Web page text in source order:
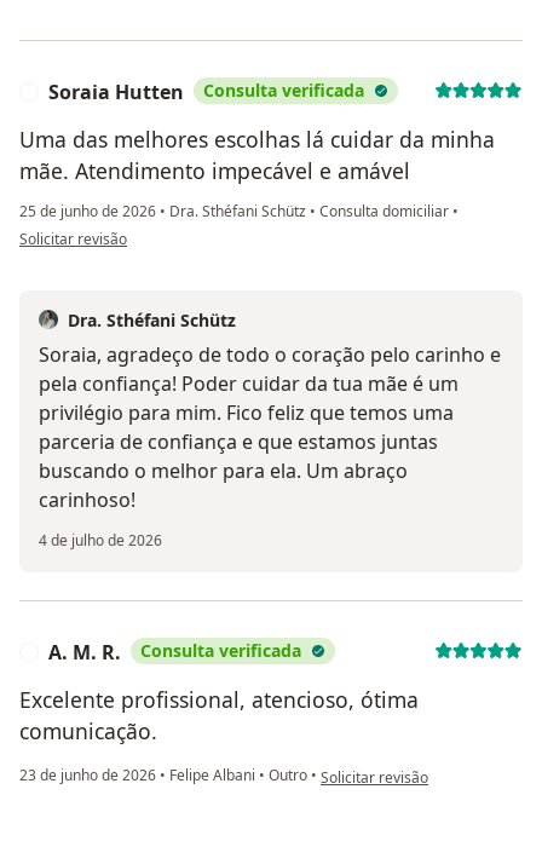
Soraia Hutten Consulta verificada
Uma das melhores escolhas lá cuidar da minha
mãe. Atendimento impecável e amável
25 de junho de 2026 • Dra. Sthéfani Schütz • Consulta domiciliar •
na opinião do utilizador Soraia Hutten
Solicitar revisão
Dra. Sthéfani Schütz
Soraia, agradeço de todo o coração pelo carinho e
pela confiança! Poder cuidar da tua mãe é um
privilégio para mim. Fico feliz que temos uma
parceria de confiança e que estamos juntas
buscando o melhor para ela. Um abraço
carinhoso!
4 de julho de 2026
A. M. R. Consulta verificada
Excelente profissional, atencioso, ótima
comunicação.
23 de junho de 2026 • Felipe Albani • Outro • na opinião do utilizador A. M. R.
Solicitar revisão